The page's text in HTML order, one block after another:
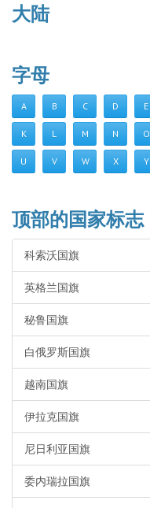
大陆
字母
A B C D E
K L M N O
U V W X Y
顶部的国家标志
科索沃国旗
英格兰国旗
秘鲁国旗
白俄罗斯国旗
越南国旗
伊拉克国旗
尼日利亚国旗
委内瑞拉国旗